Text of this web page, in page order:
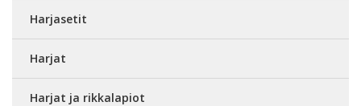
Harjasetit
Harjat
Harjat ja rikkalapiot